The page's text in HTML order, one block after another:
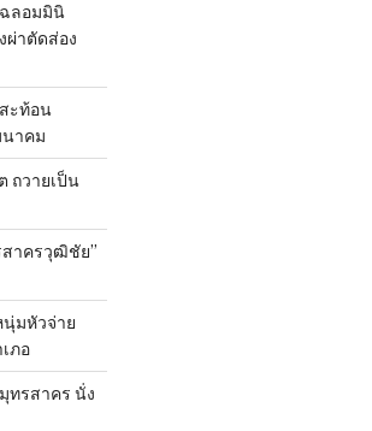
ลอมมินิ
ผ่าตัดส่อง
ะท้อน
าคม
ถวายเป็น
สาครวุฒิชัย”
นุ่มหัวจ่าย
ภอ
ทรสาคร นั่ง